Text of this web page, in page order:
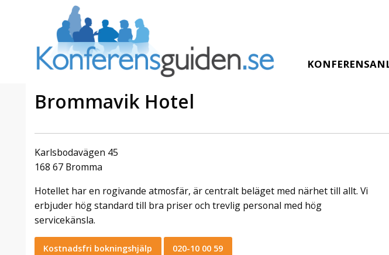
Brommavik Hotel
Karlsbodavägen 45
168 67 Bromma
Hotellet har en rogivande atmosfär, är centralt beläget med närhet till allt. Vi
erbjuder hög standard till bra priser och trevlig personal med hög
servicekänsla.
Kostnadsfri bokningshjälp 020-10 00 59
av att
Stockholm Hotel
Julerbjudande
2026 hos oss. Mellan den 23
november och 19 december
hantverk, tradi ...
Ta över ett helt hotell. På
stranden i Åhus. För grupper
erbjuder vi en full abonnering